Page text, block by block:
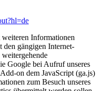
Informationen
den gängigen Internet-
Google bei Aufruf unseres
on dem JavaScript (ga.js)
zum Besuch unseres